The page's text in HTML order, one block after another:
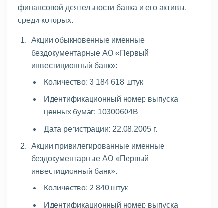
финансовой деятельности банка и его активы,
среди которых:
Акции обыкновенные именные
бездокументарные АО «Первый
инвестиционный банк»:
Количество: 3 184 618 штук
Идентификационный номер выпуска
ценных бумаг: 10300604В
Дата регистрации: 22.08.2005 г.
Акции привилегированные именные
бездокументарные АО «Первый
инвестиционный банк»:
Количество: 2 840 штук
Идентификационный номер выпуска